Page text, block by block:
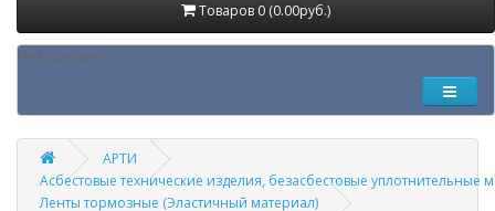
Товаров 0 (0.00руб.)
Информация
АРТИ
Асбестовые технические изделия, безасбестовые
Ленты тормозные (Эластичный материал)